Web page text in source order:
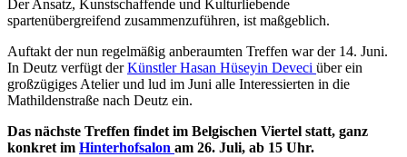
Der Ansatz, Kunstschaffende und Kulturliebende
spartenübergreifend zusammenzuführen, ist maßgeblich.
Auftakt der nun regelmäßig anberaumten Treffen war der 14. Juni.
In Deutz verfügt derKünstler Hasan Hüseyin Deveci über ein
großzügiges Atelier und lud im Juni alle Interessierten in die
Mathildenstraße nach Deutz ein.
Das nächste Treffen findet im Belgischen Viertel statt, ganz
konkret im Hinterhofsalon am 26. Juli, ab 15 Uhr.